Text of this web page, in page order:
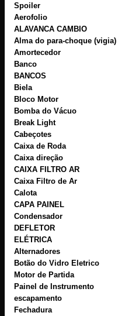
Spoiler
Aerofolio
ALAVANCA CAMBIO
Alma do para-choque (vigia)
Amortecedor
Banco
BANCOS
Biela
Bloco Motor
Bomba do Vácuo
Break Light
Cabeçotes
Caixa de Roda
Caixa direção
CAIXA FILTRO AR
Caixa Filtro de Ar
Calota
CAPA PAINEL
Condensador
DEFLETOR
ELÉTRICA
Alternadores
Botão do Vidro Eletrico
Motor de Partida
Painel de Instrumento
escapamento
Fechadura